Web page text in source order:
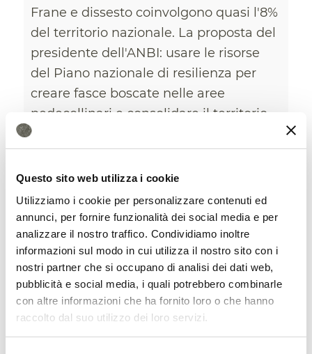
Questo sito web utilizza i cookie
Utilizziamo i cookie per personalizzare contenuti ed
annunci, per fornire funzionalità dei social media e per
analizzare il nostro traffico. Condividiamo inoltre
informazioni sul modo in cui utilizza il nostro sito con i
nostri partner che si occupano di analisi dei dati web,
pubblicità e social media, i quali potrebbero combinarle
con altre informazioni che ha fornito loro o che hanno
raccolto dal suo utilizzo dei loro servizi.
Frane e dissesto coinvolgono quasi l'8%
del territorio nazionale. La proposta del
presidente dell'ANBI: usare le risorse
del Piano nazionale di resilienza per
creare fasce boscate nelle aree
pedecollinari e consolidare il territorio.
26 Febbraio 2021